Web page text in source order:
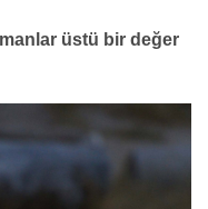
üstü bir değer